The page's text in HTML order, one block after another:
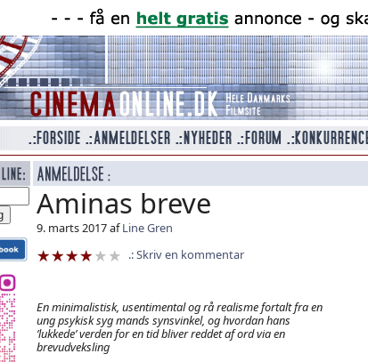
Aminas breve
9. marts 2017 afLine Gren
Skriv en kommentar
En minimalistisk, usentimental og rå realisme fortalt fra en
ung psykisk syg mands synsvinkel, og hvordan hans
’lukkede’ verden for en tid bliver reddet af ord via en
brevudveksling